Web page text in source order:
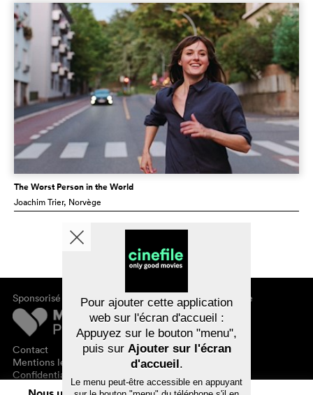
The Worst Person in the World
Joachim Trier, Norvège
Sponsorisé par
Contact
Mentions légales
Confidentialité des données
À propos de cinefile
S'inscrire/s'abonner
Newsletter
FAQ
Bons-cadeaux
Pour ajouter cette application
web sur l'écran d'accueil :
Appuyez sur le bouton "menu",
puis sur Ajouter sur l'écran
d'accueil.
Le menu peut-être accessible en appuyant